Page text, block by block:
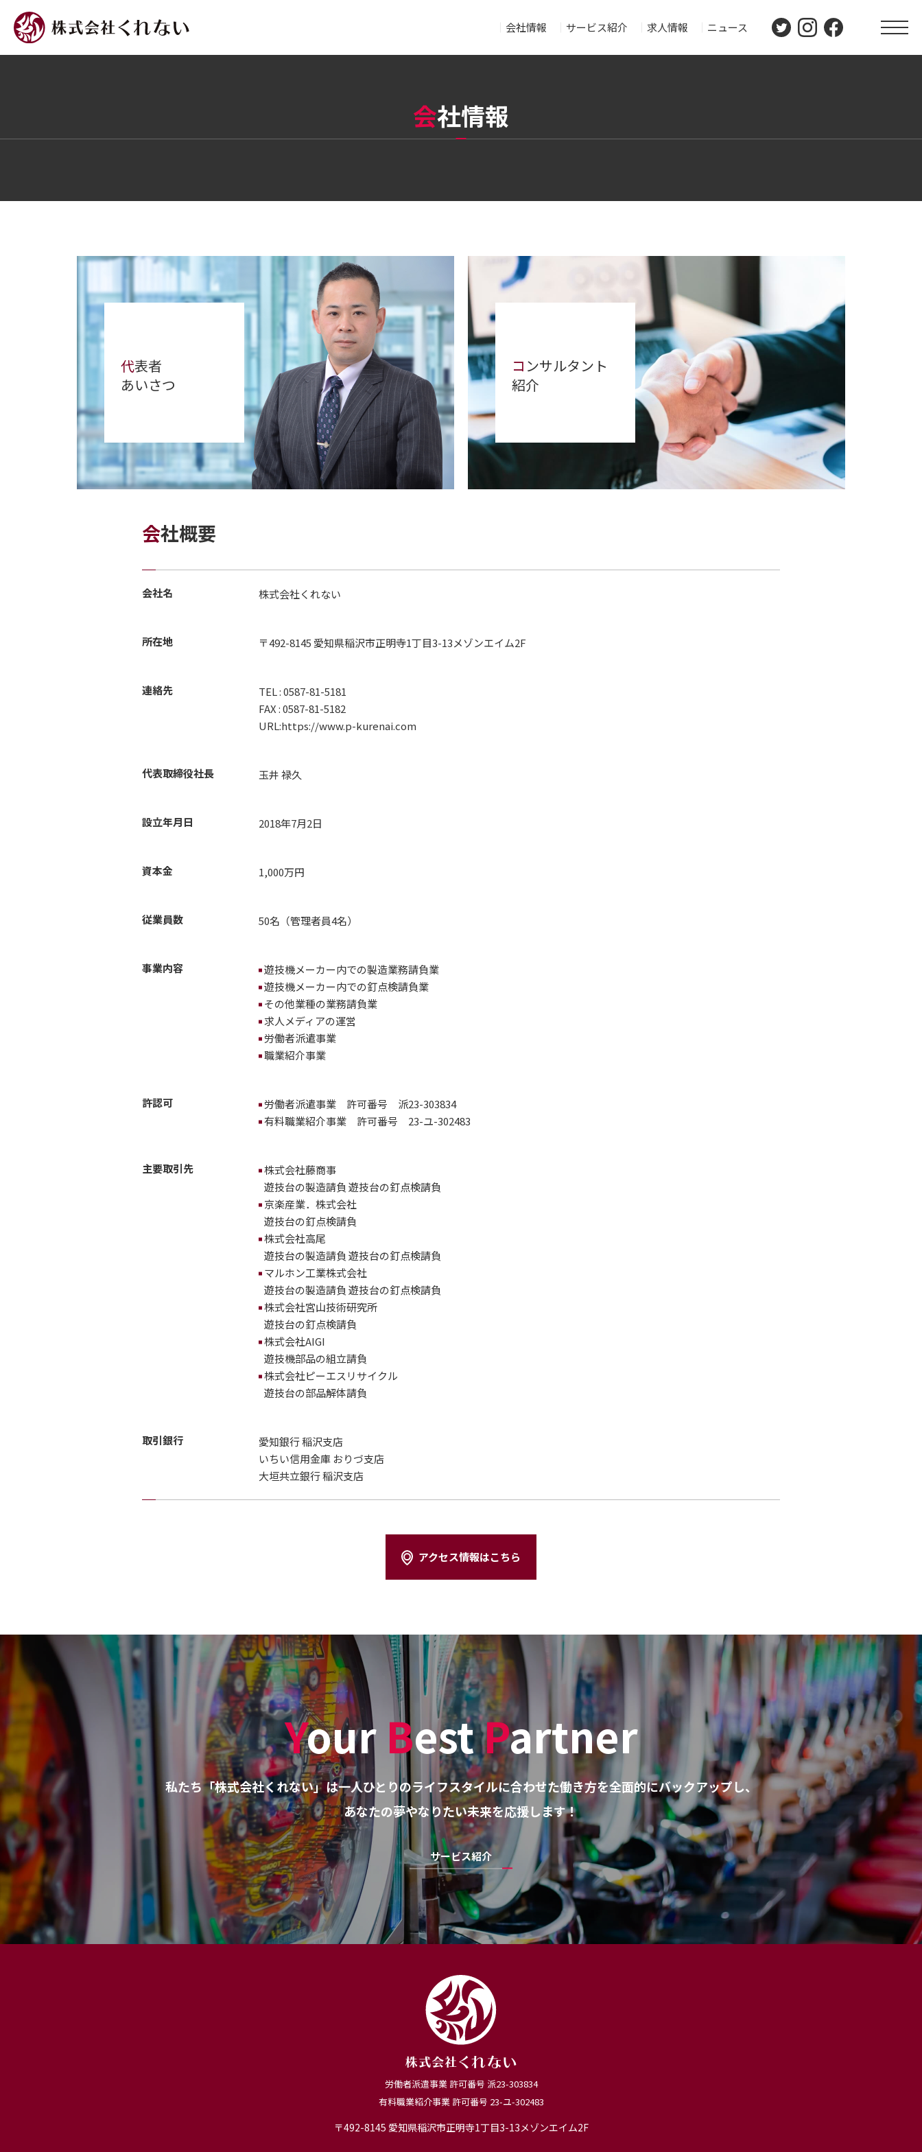
会社情報 サービス紹介 求人情報 ニュース twitterinstagramfacebook toggle
会社情報
代表者
あいさつ
コ ンサルタント
紹介
会社概要
会社名 株式会社くれない
所在地 〒492-8145 愛知県稲沢市正明寺1丁目3-13メゾンエイム2F
連絡先
TEL : 0587-81-5181
FAX : 0587-81-5182
URL:https://www.p-kurenai.com
代表取締役社長 玉井 禄久
設立年月日 2018年7月2日
資本金 1,000万円
従業員数 50名（管理者員4名）
事業内容
遊技機メーカー内での製造業務請負業
遊技機メーカー内での釘点検請負業
その他業種の業務請負業
求人メディアの運営
労働者派遣事業
職業紹介事業
許認可
労働者派遣事業 許可番号 派23-303834
有料職業紹介事業 許可番号 23-ユ-302483
主要取引先
株式会社藤商事
遊技台の製造請負 遊技台の釘点検請負
京楽産業．株式会社
遊技台の釘点検請負
株式会社高尾
遊技台の製造請負 遊技台の釘点検請負
マルホン工業株式会社
遊技台の製造請負 遊技台の釘点検請負
株式会社宮山技術研究所
遊技台の釘点検請負
株式会社AIGI
遊技機部品の組立請負
株式会社ピーエスリサイクル
遊技台の部品解体請負
取引銀行
愛知銀行 稲沢支店
いちい信用金庫 おりづ支店
大垣共立銀行 稲沢支店
アクセス情報はこちら
Your BestPartner
私たち「株式会社くれない」は一人ひとりのライフスタイルに合わせた働き方を全面的にバックアップし、
あなたの夢やなりたい未来を応援します！
サービス紹介
労働者派遣事業 許可番号 派23-303834
有料職業紹介事業 許可番号 23-ユ-302483
〒492-8145 愛知県稲沢市正明寺1丁目3-13メゾンエイム2F